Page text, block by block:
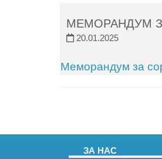
МЕМОРАНДУМ
20.01.2025
Меморандум за
ЗА НАС